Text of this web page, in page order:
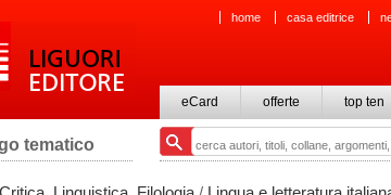
home casa editrice
eCard offerte top ten
tematico